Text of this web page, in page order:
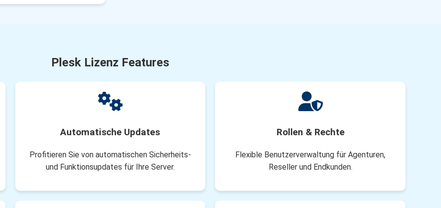
Plesk Lizenz Features
Automatische Updates
Profitieren Sie von automatischen Sicherheits-
und Funktionsupdates für Ihre Server.
Rollen & Rechte
Flexible Benutzerverwaltung für Agenturen,
Reseller und Endkunden.